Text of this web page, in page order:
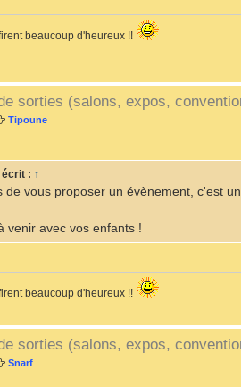
beaucoup d'heureux !!
sorties (salons, expos,
Tipoune
écrit : ↑
de vous proposer un évènement, c'est
venir avec vos enfants !
beaucoup d'heureux !!
sorties (salons, expos,
Snarf